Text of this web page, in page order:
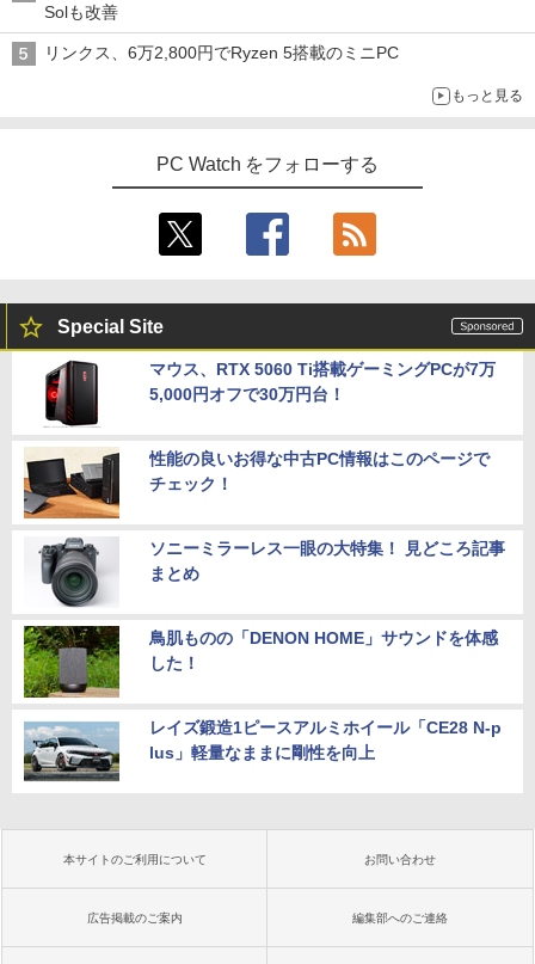
Solも改善
リンクス、6万2,800円でRyzen 5搭載のミニPC
もっと見る
PC Watch をフォローする
Special Site
マウス、RTX 5060 Ti搭載ゲーミングPCが7万
5,000円オフで30万円台！
性能の良いお得な中古PC情報はこのページで
チェック！
ソニーミラーレス一眼の大特集！ 見どころ記事
まとめ
鳥肌ものの「DENON HOME」サウンドを体感
した！
レイズ鍛造1ピースアルミホイール「CE28 N-p
lus」軽量なままに剛性を向上
本サイトのご利用について お問い合わせ
広告掲載のご案内 編集部へのご連絡